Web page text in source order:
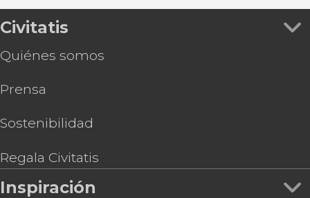
Civitatis
Quiénes somos
Prensa
Sostenibilidad
Regala Civitatis
Inspiración